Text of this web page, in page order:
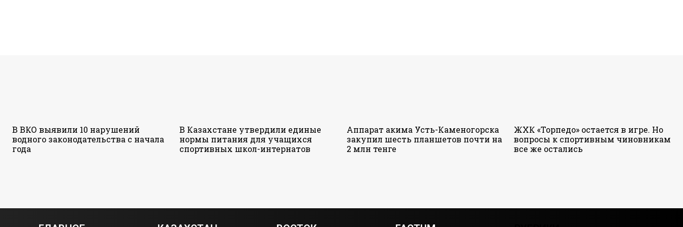
В ВКО выявили 10 нарушений
водного законодательства с начала
года
В Казахстане утвердили единые
нормы питания для учащихся
спортивных школ-интернатов
Аппарат акима Усть-Каменогорска
закупил шесть планшетов почти на
2 млн тенге
ЖХК «Торпедо» остается в игре. Но
вопросы к спортивным чиновникам
все же остались